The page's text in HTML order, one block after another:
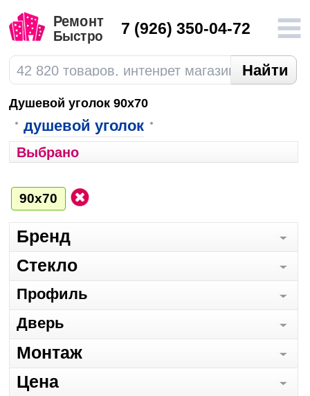
7 (926) 350-04-72
Душевой уголок 90х70
душевой уголок
Выбрано
90х70
Бренд
Стекло
Профиль
Дверь
Монтаж
Цена